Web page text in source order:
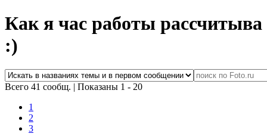
Как я час работы рассчитыва
:)
Всего 41 сообщ. | Показаны 1 - 20
1
2
3